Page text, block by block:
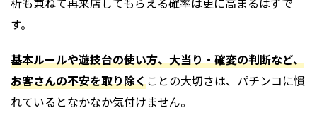
す。
基本ルールや遊技台の使い方、大当り・確変の判断など、
お客さんの不安を取り除くことの大切さは、パチンコに慣
れているとなかなか気付けません。